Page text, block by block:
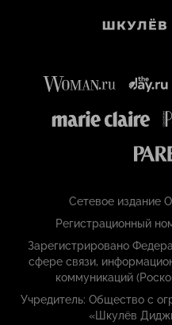
Сетевое издание
Регистрационный
Зарегистрировано
сфере связи,
коммуникаций
Учредитель: Общество с
«Шкулёв